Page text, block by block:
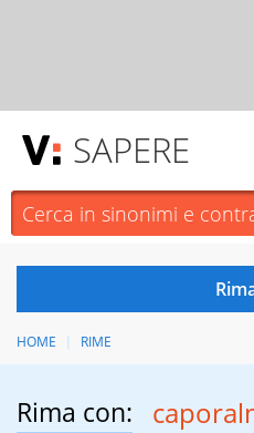
SAPERE
HOME RIME
Rima con: